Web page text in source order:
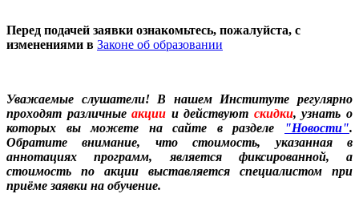
Перед подачей заявки ознакомьтесь, пожалуйста, с
изменениями в Законе об образовании
Уважаемые слушатели! В нашем Институте регулярно
проходят различныеакции и действуют скидки, узнать о
которых вы можете на сайте в разделе
"Новости".
Обратите внимание, что стоимость, указанная в
аннотациях программ, является фиксированной, а
стоимость по акции выставляется специалистом при
приёме заявки на обучение.